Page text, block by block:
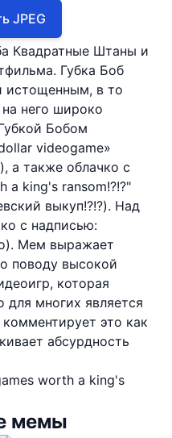
JPEG
Квадратные Штаны и
Губка Боб
истощенным, в то
него широко
Бобом
videogame»
а также облачко с
a king's ransom!?!?"
выкуп!?!?). Над
с надписью:
Мем выражает
поводу высокой
которая
для многих является
это как
абсурдность
worth a king's
мемы